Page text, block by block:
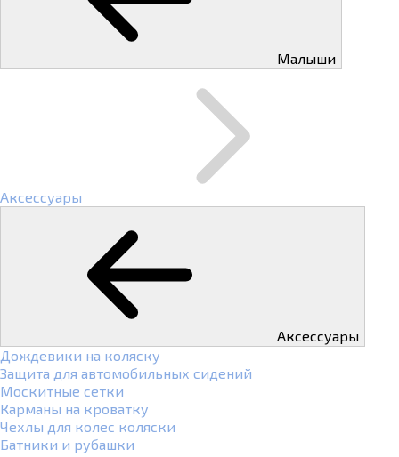
Малыши
Аксессуары
Аксессуары
Дождевики на коляску
Защита для автомобильных сидений
Москитные сетки
Карманы на кроватку
Чехлы для колес коляски
Батники и рубашки